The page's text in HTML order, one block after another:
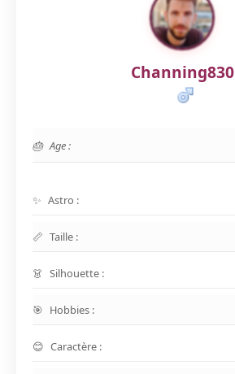
Channing830
Age :
Astro :
Taille :
Silhouette :
Hobbies :
Caractère :